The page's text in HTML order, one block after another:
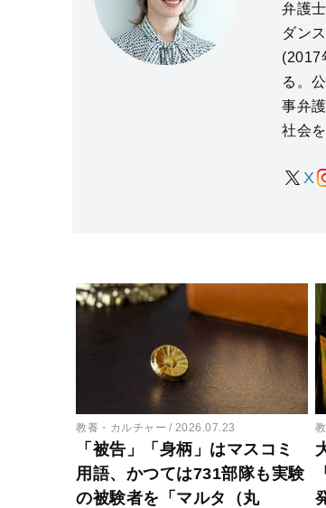
弁護
ダン
(2017
る。
事弁
社会
X
教養・カルチャー 2026.07.23
「被告」「身柄」はマスコミ
用語、かつては731部隊も実験
の被験者を「マルタ（丸